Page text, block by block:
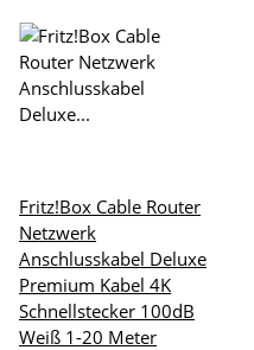
Fritz!Box Cable Router
Netzwerk
Anschlusskabel Deluxe
Premium Kabel 4K
Schnellstecker 100dB
Weiß 1-20 Meter